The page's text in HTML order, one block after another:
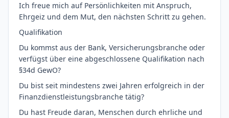
Ich freue mich auf Persönlichkeiten mit Anspruch,
Ehrgeiz und dem Mut, den nächsten Schritt zu gehen.
Qualifikation
Du kommst aus der Bank, Versicherungsbranche oder
verfügst über eine abgeschlossene Qualifikation nach
§34d GewO?
Du bist seit mindestens zwei Jahren erfolgreich in der
Finanzdienstleistungsbranche tätig?
Du hast Freude daran, Menschen durch ehrliche und